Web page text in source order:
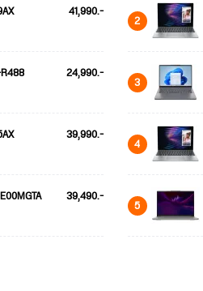
41,990.-
24,990.-
39,990.-
39,490.-
2
3
4
5